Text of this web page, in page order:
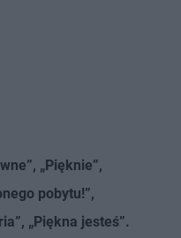
„Pięknie”,
pobytu!”,
„Piękna jesteś”.